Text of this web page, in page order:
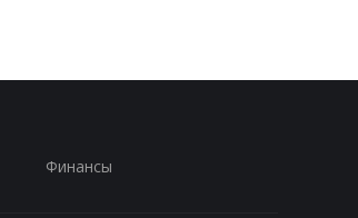
Финансы